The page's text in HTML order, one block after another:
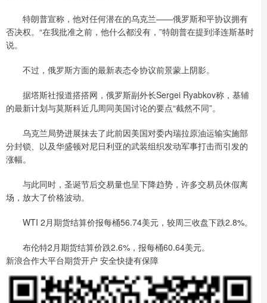
特朗普宣称，他对任何潜在的乌克兰——俄罗斯和平协议拥有
否决权。“在我批准之前，他什么都没有，”特朗普在提到泽连斯基时
说。
不过，俄罗斯方面的最新表态令协议前景蒙上阴影。
据塔斯社报道搭搭网，俄罗斯副外长Sergei Ryabkov称，基辅
的最新计划与莫斯科近几周同美国讨论的要点“截然不同”。
乌克兰局势进展抹去了此前因美国对委内瑞拉原油运输实施部
分封锁、以及华盛顿对尼日利亚的武装组织发动军事打击而引发的
涨幅。
与此同时，圣诞节后交易量也呈下降趋势，许多交易员休假离
场，放大了价格波动。
WTI 2月期货结算价报每桶56.74美元，较周三收盘下跌2.8%。
布伦特2月期货结算价跌2.6%，报每桶60.64美元。
新浪合作大平台期货开户 安全快捷有保障